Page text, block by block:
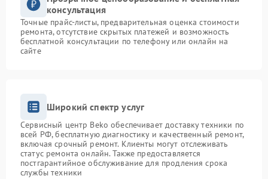
консультация
Точные прайс-листы, предварительная оценка стоимости
ремонта, отсутствие скрытых платежей и возможность
бесплатной консультации по телефону или онлайн на
сайте
Широкий спектр услуг
Сервисный центр Beko обеспечивает доставку техники по
всей РФ, бесплатную диагностику и качественный ремонт,
включая срочный ремонт. Клиенты могут отслеживать
статус ремонта онлайн. Также предоставляется
постгарантийное обслуживание для продления срока
службы техники